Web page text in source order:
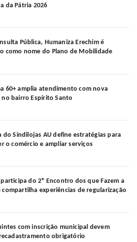
da Pátria 2026
Pública, Humaniza Erechim é
como nome do Plano de Mobilidade
60+ amplia atendimento com nova
bairro Espírito Santo
do Sindilojas AU define estratégias para
o comércio e ampliar serviços
do 2º Encontro dos que Fazem a
compartilha experiências de regularização
com inscrição municipal devem
obrigatório